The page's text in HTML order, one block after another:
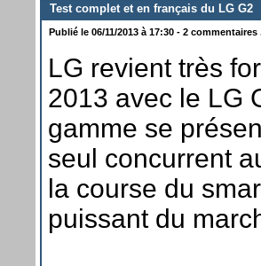
Test complet et en français du LG G2
Publié le 06/11/2013 à 17:30 - 2 commentaires
LG revient très
2013 avec le LG
gamme se
seul concurrent
la course du
puissant du